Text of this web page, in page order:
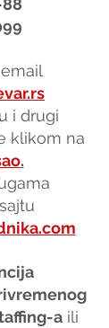
i drugi
klikom na
.
a ili